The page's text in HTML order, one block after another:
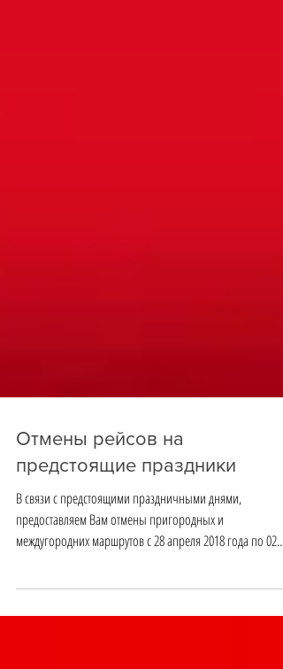
Отмены рейсов на
предстоящие праздники
В связи с предстоящими праздничными днями,
предоставляем Вам отмены пригородных и
мая...